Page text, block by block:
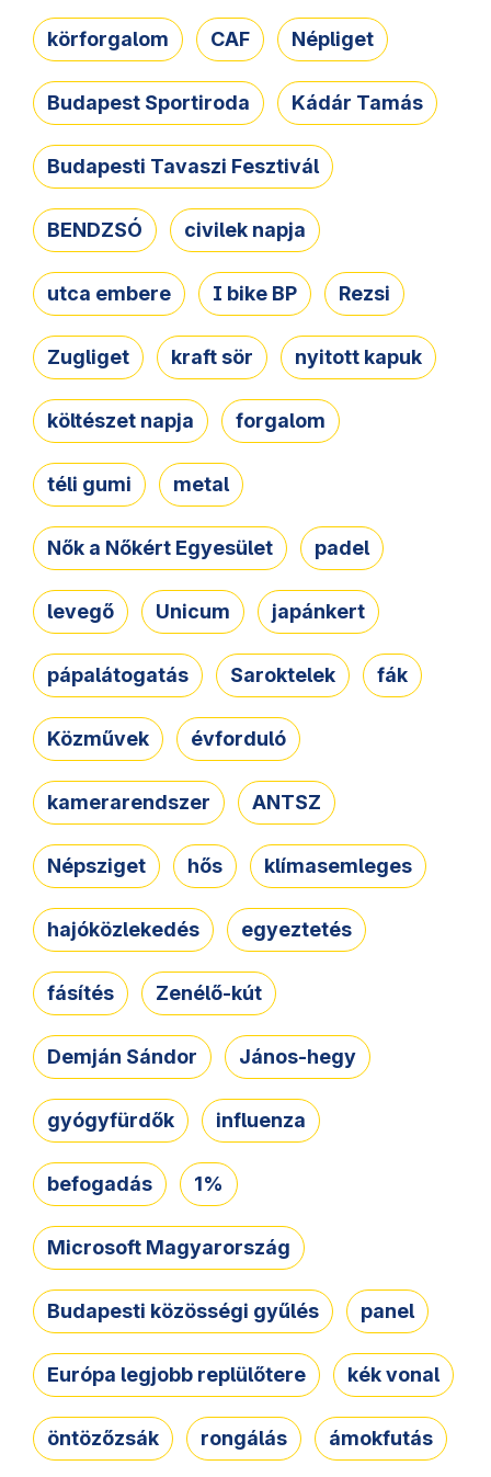
körforgalom CAF Népliget
Budapest Sportiroda Kádár Tamás
Budapesti Tavaszi Fesztivál
BENDZSÓ civilek napja
utca embere I bike BP Rezsi
Zugliget kraft sör nyitott kapuk
költészet napja forgalom
téli gumi metal
Nők a Nőkért Egyesület padel
levegő Unicum japánkert
pápalátogatás Saroktelek fák
Közművek évforduló
kamerarendszer ANTSZ
Népsziget hős klímasemleges
hajóközlekedés egyeztetés
fásítés Zenélő-kút
Demján Sándor János-hegy
gyógyfürdők influenza
befogadás 1%
Microsoft Magyarország
Budapesti közösségi gyűlés panel
Európa legjobb replülőtere kék vonal
öntözőzsák rongálás ámokfutás